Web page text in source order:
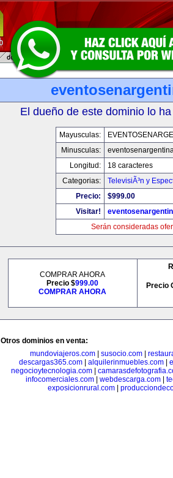
El dueño de este dominio lo
Mayusculas:
Minusculas:
Longitud:
18 caracteres
Categorias:
TelevisiÃ³n y
Precio:
$999.00
Visitar!
Serán consideradas
COMPRAR AHORA
Precio $999.00
COMPRAR AHORA
Precio
Otros dominios en venta:
mundoviajeros.com| susocio.com|
descargas365.com| alquilerinmuebles.com|
negocioytecnologia.com
infocomerciales.com| webdescarga.com|
exposicionrural.com